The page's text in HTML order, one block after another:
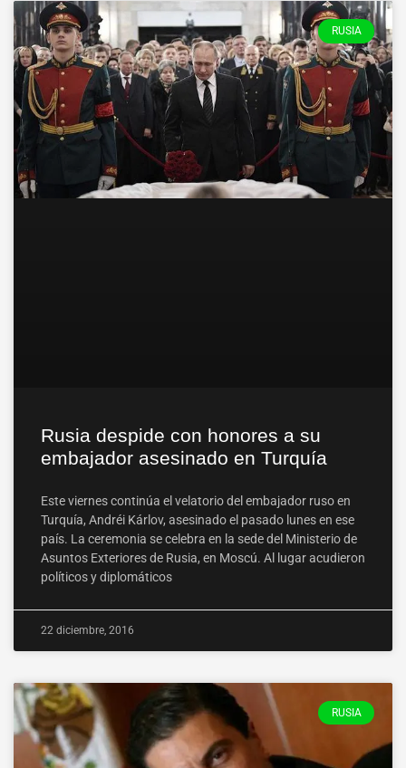
RUSIA
Rusia despide con honores a su
embajador asesinado en Turquía
Este viernes continúa el velatorio del embajador ruso en
Turquía, Andréi Kárlov, asesinado el pasado lunes en ese
país. La ceremonia se celebra en la sede del Ministerio de
Asuntos Exteriores de Rusia, en Moscú. Al lugar acudieron
políticos y diplomáticos
22 diciembre, 2016
RUSIA